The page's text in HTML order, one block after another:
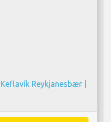
Reykjanesbær |